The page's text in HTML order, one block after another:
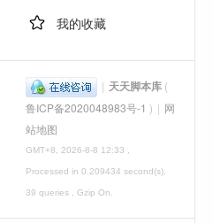
我的收藏
| 天天脚本库 (
鲁ICP备2020048983号-1 ) | 网
站地图
GMT+8, 2026-8-8 12:33 ,
Processed in 0.209434 second(s),
39 queries , Gzip On.